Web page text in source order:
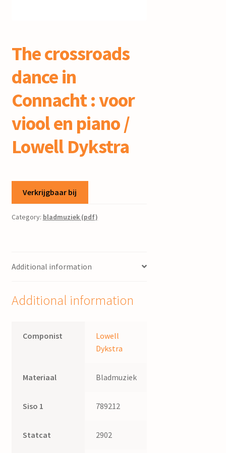
The crossroads
dance in
Connacht : voor
viool en piano /
Lowell Dykstra
Verkrijgbaar bij
Category: bladmuziek (pdf)
Additional information
Additional information
Componist
Lowell
Dykstra
Materiaal Bladmuziek
Siso 1 789212
Statcat 2902